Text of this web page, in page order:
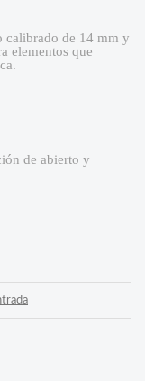
calibrado de 14 mm y
elementos que
de abierto y